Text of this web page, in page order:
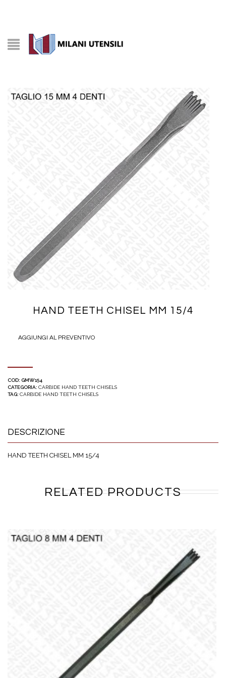
HAND TEETH CHISEL MM 15/4
AGGIUNGI AL PREVENTIVO
COD: GMW154
CATEGORIA: CARBIDE HAND TEETH CHISELS
TAG: CARBIDE HAND TEETH CHISELS
DESCRIZIONE
HAND TEETH CHISEL MM 15/4
RELATED PRODUCTS